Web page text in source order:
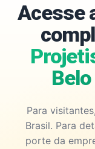
Acesse
Para
Brasil. Para
porte da